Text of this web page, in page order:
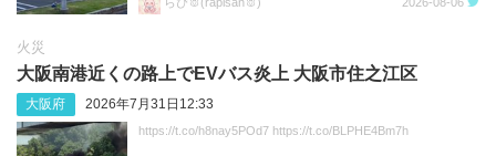
火災
大阪南港近くの路上でEVバス炎上 大阪市住之江区
大阪府 2026年7月31日12:33
https://t.co/h8nay5POd7 https://t.co/BLPHE4Bm7h